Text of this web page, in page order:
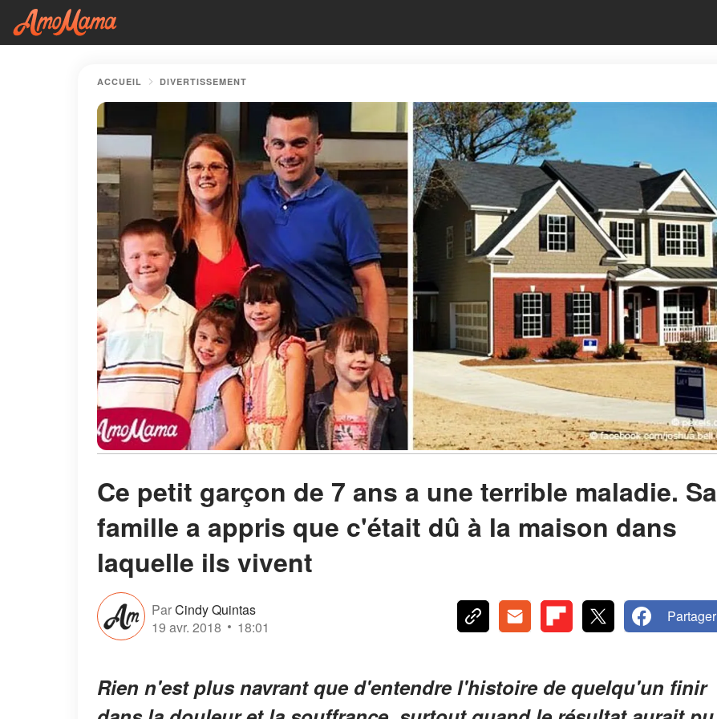
ACCUEIL DIVERTISSEMENT
Ce petit garçon de 7 ans a une terrible maladie. Sa
famille a appris que c'était dû à la maison dans
laquelle ils vivent
ParCindy Quintas
19 avr. 2018
18:01
Partager
Rien n'est plus navrant que d'entendre l'histoire de quelqu'un finir